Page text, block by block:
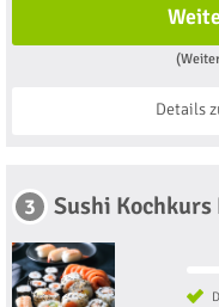
Details
3 Sushi